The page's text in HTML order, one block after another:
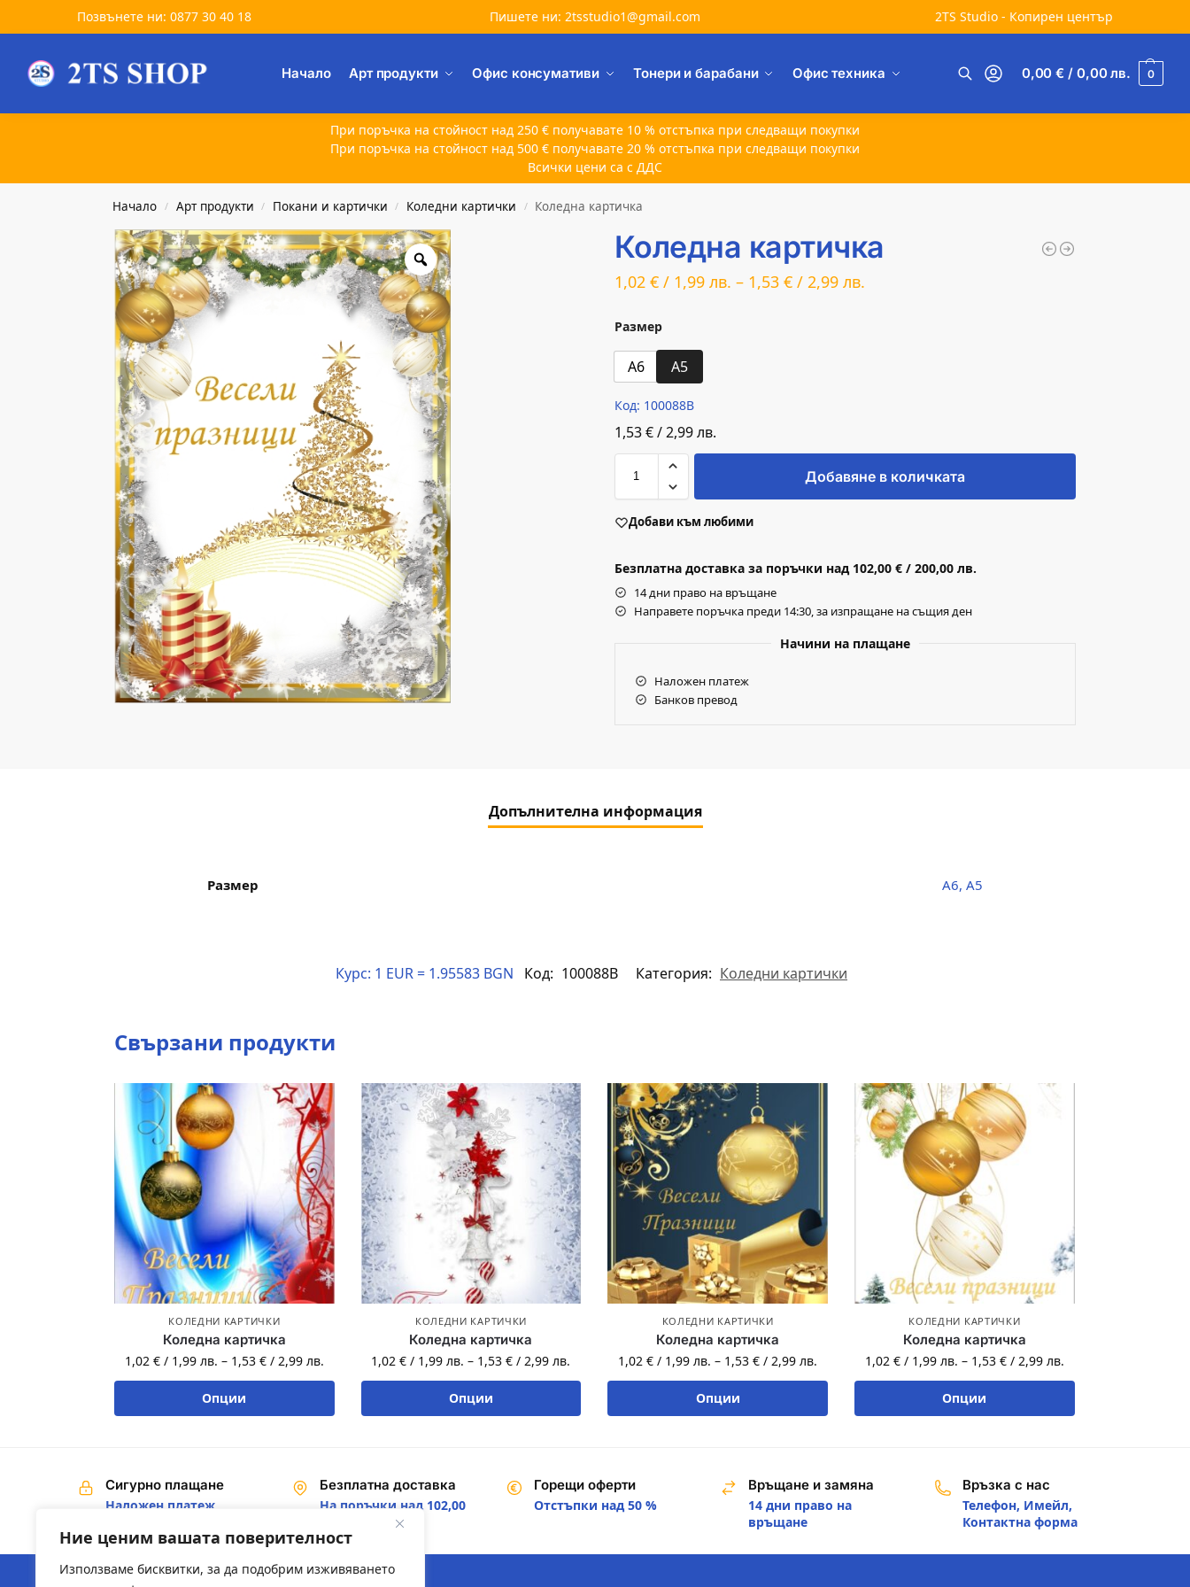
Ние ценим вашата поверителност
Използваме бисквитки, за да подобрим изживяването
Позвънете ни: 0877 30 40 18 Пишете ни: 2tsstudio1@gmail.com 2TS Studio - Копирен център
Начало Арт продукти Офис консумативи Тонери и барабани Офис техника
Търсене
0,00€ / 0,00лв. 0
При поръчка на стойност над 250 € получавате 10 % отстъпка при следващи покупки
При поръчка на стойност над 500 € получавате 20 % отстъпка при следващи покупки
Всички цени са с ДДС
Начало / Арт продукти / Покани и картички / Коледни картички / Коледна картичка
Коледна картичка
1,02 € / 1,99 лв. – 1,53 € / 2,99 лв.
Размер
A6 A5
Код: 100088B
1,53€/2,99лв.
Добавяне в количката
Добави към любими
Безплатна доставка за поръчки над 102,00 € / 200,00 лв.
14 дни право на връщане
Направете поръчка преди 14:30, за изпращане на същия ден
Начини на плащане
Наложен платеж
Банков превод
Допълнителна информация
Размер A6, A5
Курс: 1 EUR = 1.95583 BGN Код: 100088B Категория: Коледни картички
Свързани продукти
КОЛЕДНИ КАРТИЧКИ
Коледна картичка
1,02 € / 1,99 лв. – 1,53 € / 2,99 лв.
Опции
КОЛЕДНИ КАРТИЧКИ
Коледна картичка
1,02€ / 1,99лв. – 1,53€ /2,99лв.
Опции
КОЛЕДНИ КАРТИЧКИ
Коледна картичка
1,02€ / 1,99лв. – 1,53€ /2,99лв.
Опции
КОЛЕДНИ КАРТИЧКИ
Коледна картичка
1,02 € / 1,99 лв. – 1,53 € / 2,99 лв.
Опции
Сигурно плащане
Наложен платеж,
Безплатна доставка
На поръчки над 102,00
€ / 200,00 лв.
Горещи оферти
Отстъпки над 50 %
Връщане и замяна
14 дни право на
връщане
Връзка с нас
Телефон, Имейл,
Контактна форма